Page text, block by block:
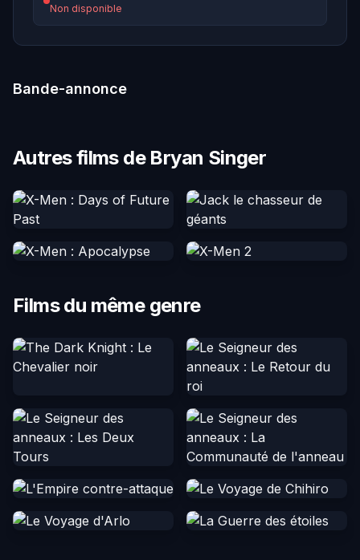
Non disponible
Bande-annonce
Autres films de Bryan Singer
Films du même genre